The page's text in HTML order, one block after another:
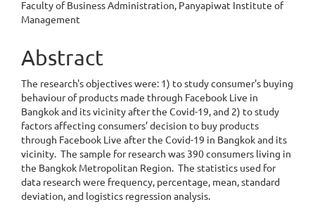
Faculty of Business Administration, Panyapiwat Institute of
Management
Abstract
The research's objectives were: 1) to study consumer's buying
behaviour of products made through Facebook Live in
Bangkok and its vicinity after the Covid-19, and 2) to study
factors affecting consumers’ decision to buy products
through Facebook Live after the Covid-19 in Bangkok and its
vicinity. The sample for research was 390 consumers living in
the Bangkok Metropolitan Region. The statistics used for
data research were frequency, percentage, mean, standard
deviation, and logistics regression analysis.